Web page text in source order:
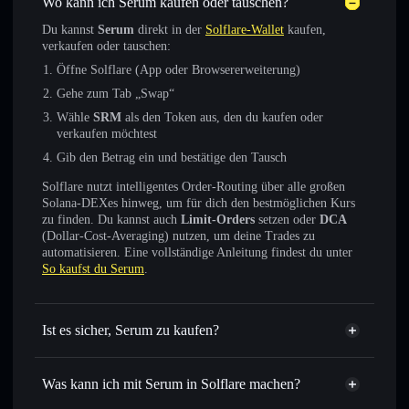
Du kannst Serum direkt in der Solflare-Wallet kaufen,
verkaufen oder tauschen:
Öffne Solflare (App oder Browsererweiterung)
Gehe zum Tab „Swap“
Wähle SRM als den Token aus, den du kaufen oder
verkaufen möchtest
Gib den Betrag ein und bestätige den Tausch
Solflare nutzt intelligentes Order-Routing über alle großen
Solana-DEXes hinweg, um für dich den bestmöglichen Kurs
zu finden. Du kannst auch Limit-Orders setzen oder DCA
(Dollar-Cost-Averaging) nutzen, um deine Trades zu
automatisieren. Eine vollständige Anleitung findest du unter
So kaufst du Serum.
Ist es sicher, Serum zu kaufen?
Serum verifizierter Token
Was kann ich mit Serum in Solflare machen?